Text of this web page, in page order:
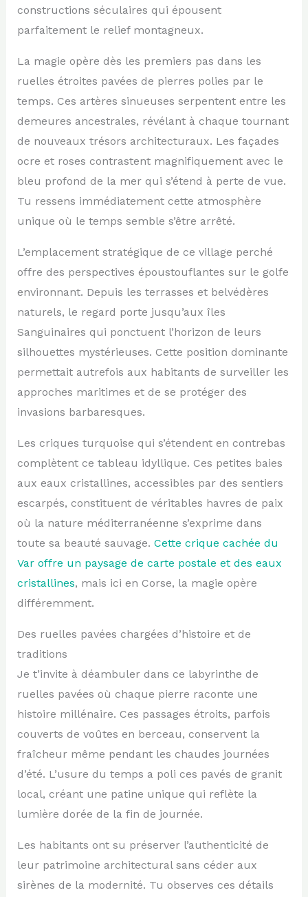
constructions séculaires qui épousent
parfaitement le relief montagneux.
La magie opère dès les premiers pas dans les
ruelles étroites pavées de pierres polies par le
temps. Ces artères sinueuses serpentent entre les
demeures ancestrales, révélant à chaque tournant
de nouveaux trésors architecturaux. Les façades
ocre et roses contrastent magnifiquement avec le
bleu profond de la mer qui s’étend à perte de vue.
Tu ressens immédiatement cette atmosphère
unique où le temps semble s’être arrêté.
L’emplacement stratégique de ce village perché
offre des perspectives époustouflantes sur le golfe
environnant. Depuis les terrasses et belvédères
naturels, le regard porte jusqu’aux îles
Sanguinaires qui ponctuent l’horizon de leurs
silhouettes mystérieuses. Cette position dominante
permettait autrefois aux habitants de surveiller les
approches maritimes et de se protéger des
invasions barbaresques.
Les criques turquoise qui s’étendent en contrebas
complètent ce tableau idyllique. Ces petites baies
aux eaux cristallines, accessibles par des sentiers
escarpés, constituent de véritables havres de paix
où la nature méditerranéenne s’exprime dans
toute sa beauté sauvage. Cette crique cachée du
Var offre un paysage de carte postale et des eaux
cristallines, mais ici en Corse, la magie opère
différemment.
Des ruelles pavées chargées d’histoire et de
traditions
Je t’invite à déambuler dans ce labyrinthe de
ruelles pavées où chaque pierre raconte une
histoire millénaire. Ces passages étroits, parfois
couverts de voûtes en berceau, conservent la
fraîcheur même pendant les chaudes journées
d’été. L’usure du temps a poli ces pavés de granit
local, créant une patine unique qui reflète la
lumière dorée de la fin de journée.
Les habitants ont su préserver l’authenticité de
leur patrimoine architectural sans céder aux
sirènes de la modernité. Tu observes ces détails